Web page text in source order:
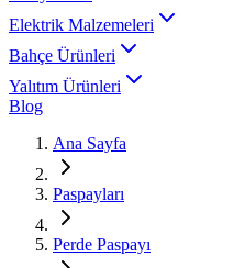
Elektrik Malzemeleri
Bahçe Ürünleri
Yalıtım Ürünleri
Blog
Ana Sayfa
Paspayları
Perde Paspayı